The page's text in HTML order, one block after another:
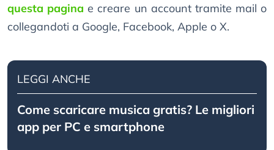
questa pagina e creare un account tramite mail o
collegandoti a Google, Facebook, Apple o X.
LEGGI ANCHE
Come scaricare musica gratis? Le migliori
app per PC e smartphone